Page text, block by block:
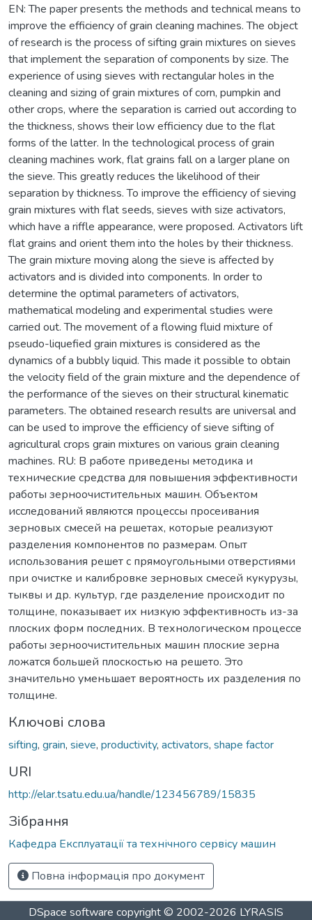
EN: The paper presents the methods and technical means to
improve the efficiency of grain cleaning machines. The object
of research is the process of sifting grain mixtures on sieves
that implement the separation of components by size. The
experience of using sieves with rectangular holes in the
cleaning and sizing of grain mixtures of corn, pumpkin and
other crops, where the separation is carried out according to
the thickness, shows their low efficiency due to the flat
forms of the latter. In the technological process of grain
cleaning machines work, flat grains fall on a larger plane on
the sieve. This greatly reduces the likelihood of their
separation by thickness. To improve the efficiency of sieving
grain mixtures with flat seeds, sieves with size activators,
which have a riffle appearance, were proposed. Activators lift
flat grains and orient them into the holes by their thickness.
The grain mixture moving along the sieve is affected by
activators and is divided into components. In order to
determine the optimal parameters of activators,
mathematical modeling and experimental studies were
carried out. The movement of a flowing fluid mixture of
pseudo-liquefied grain mixtures is considered as the
dynamics of a bubbly liquid. This made it possible to obtain
the velocity field of the grain mixture and the dependence of
the performance of the sieves on their structural kinematic
parameters. The obtained research results are universal and
can be used to improve the efficiency of sieve sifting of
agricultural crops grain mixtures on various grain cleaning
machines. RU: В работе приведены методика и
технические средства для повышения эффективности
работы зерноочистительных машин. Объектом
исследований являются процессы просеивания
зерновых смесей на решетах, которые реализуют
разделения компонентов по размерам. Опыт
использования решет с прямоугольными отверстиями
при очистке и калибровке зерновых смесей кукурузы,
тыквы и др. культур, где разделение происходит по
толщине, показывает их низкую эффективность из-за
плоских форм последних. В технологическом процессе
работы зерноочистительных машин плоские зерна
ложатся большей плоскостью на решето. Это
значительно уменьшает вероятность их разделения по
толщине.
Ключові слова
sifting, grain, sieve, productivity, activators, shape factor
URI
http://elar.tsatu.edu.ua/handle/123456789/15835
Зібрання
Кафедра Експлуатації та технічного сервісу машин
Повна інформація про документ
DSpace software copyright © 2002-2026 LYRASIS